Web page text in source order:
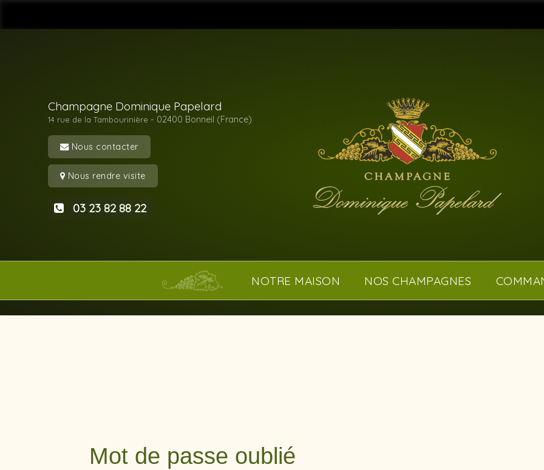
Champagne Dominique Papelard
14 rue de la Tambourinière - 02400 Bonneil (France)
Nous contacter
Nous rendre visite
03 23 82 88 22
NOTRE MAISON NOS CHAMPAGNES
Mot de passe oublié